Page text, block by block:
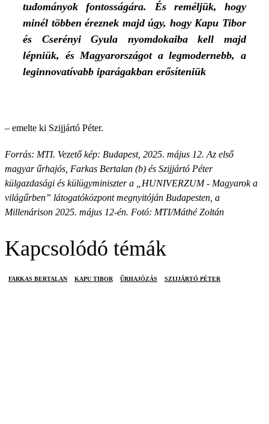
tudományok fontosságára. És reméljük, hogy
minél többen éreznek majd úgy, hogy Kapu Tibor
és Cserényi Gyula nyomdokaiba kell majd
lépniük, és Magyarországot a legmodernebb, a
leginnovatívabb iparágakban erősíteniük
– emelte ki Szijjártó Péter.
Forrás: MTI. Vezető kép: Budapest, 2025. május 12. Az első
magyar űrhajós, Farkas Bertalan (b) és Szijjártó Péter
külgazdasági és külügyminiszter a „HUNIVERZUM - Magyarok a
világűrben” látogatóközpont megnyitóján Budapesten, a
Millenárison 2025. május 12-én. Fotó: MTI/Máthé Zoltán
Kapcsolódó témák
FARKAS BERTALAN KAPU TIBOR ŰRHAJÓZÁS SZIJJÁRTÓ PÉTER